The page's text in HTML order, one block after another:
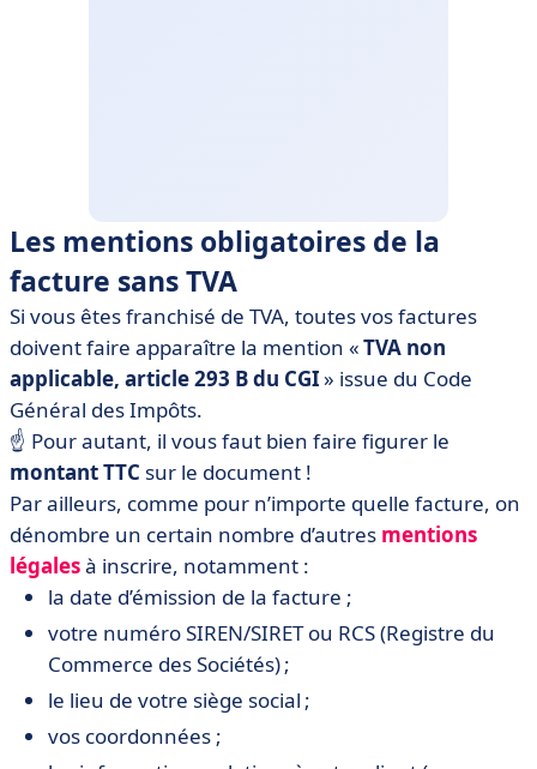
Les mentions obligatoires de la
facture sans TVA
Si vous êtes franchisé de TVA, toutes vos factures
doivent faire apparaître la mention «TVA non
applicable, article 293 B du CGI» issue du Code
Général des Impôts.
☝️ Pour autant, il vous faut bien faire figurer le
montant TTC sur le document !
Par ailleurs, comme pour n’importe quelle facture, on
dénombre un certain nombre d’autres mentions
légalesà inscrire, notamment :
la date d’émission de la facture ;
votre numéro SIREN/SIRET ou RCS (Registre du
Commerce des Sociétés) ;
le lieu de votre siège social ;
vos coordonnées ;